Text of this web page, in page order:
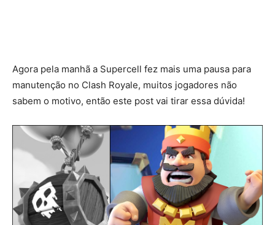
Agora pela manhã a Supercell fez mais uma pausa para
manutenção no Clash Royale, muitos jogadores não
sabem o motivo, então este post vai tirar essa dúvida!